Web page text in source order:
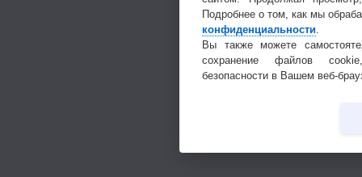
Подробнее о том, как мы
конфиденциальности
Вы также можете
сохранение файлов
безопасности в Вашем веб-